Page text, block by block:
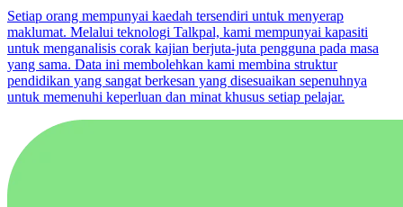
Setiap orang mempunyai kaedah tersendiri untuk menyerap
maklumat. Melalui teknologi Talkpal, kami mempunyai kapasiti
untuk menganalisis corak kajian berjuta-juta pengguna pada masa
yang sama. Data ini membolehkan kami membina struktur
pendidikan yang sangat berkesan yang disesuaikan sepenuhnya
untuk memenuhi keperluan dan minat khusus setiap pelajar.